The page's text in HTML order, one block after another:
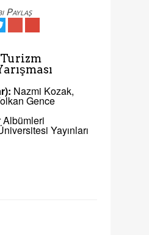
Paylaş
Turizm
Nazmi Kozak,
Gence
Albümleri
Yayınları